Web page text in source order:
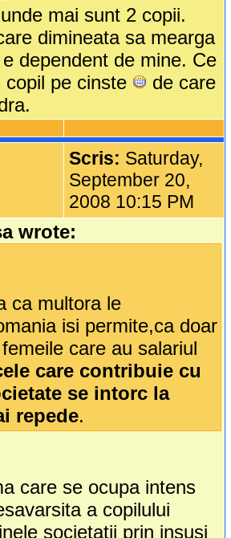
mai sunt 2 copii.
dimineata sa mearga
dependent de mine. Ce
pe cinste
de care
Scris: Saturday,
September 20,
2008 10:15 PM
wrote:
ca multora le
isi permite,ca doar
care au salariul
care contribuie cu
se intorc la
repede.
care se ocupa intens
a copilului
societatii prin insusi